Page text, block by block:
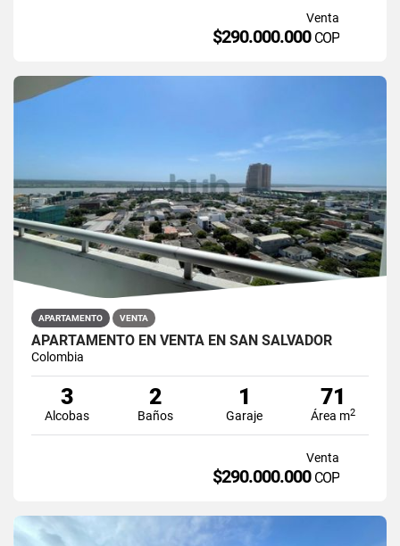
Venta
$290.000.000 COP
APARTAMENTO VENTA
APARTAMENTO EN VENTA EN SAN SALVADOR
Colombia
3
Alcobas
2
Baños
1
Garaje
71
Área m2
Venta
$290.000.000 COP